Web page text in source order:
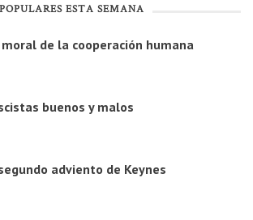
POPULARES ESTA SEMANA
de la cooperación humana
buenos y malos
adviento de Keynes